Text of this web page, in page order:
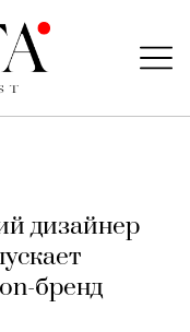
дизайнер
бренд